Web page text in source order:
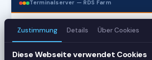
Terminalserver — RDS Farm
3
Zustimmung Details Über Cookies
Diese Webseite verwendet Cookies